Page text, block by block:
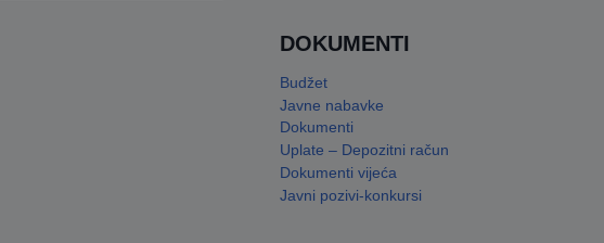
DOKUMENTI
Budžet
Javne nabavke
Dokumenti
Uplate – Depozitni račun
Dokumenti vijeća
Javni pozivi-konkursi